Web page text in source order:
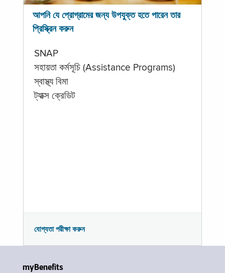
আপনি যে প্রোগ্রামের জন্য উপযুক্ত হতে পারেন তার
প্রিস্ক্রিন করুন
SNAP
সহায়তা কর্মসূচি (Assistance Programs)
স্বাস্থ্য বিমা
ট্যাক্স ক্রেডিট
যোগ্যতা পরীক্ষা করুন
myBenefits